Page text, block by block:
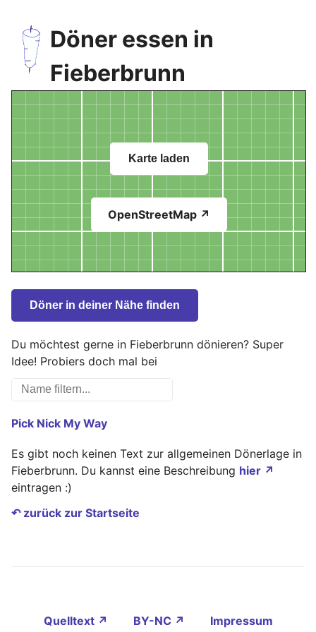
Döner essen in
Fieberbrunn
Karte laden
OpenStreetMap ↗
Döner in deiner Nähe finden
Du möchtest gerne in Fieberbrunn dönieren? Super
Idee! Probiers doch mal bei
Pick Nick My Way
Es gibt noch keinen Text zur allgemeinen Dönerlage in
Fieberbrunn. Du kannst eine Beschreibung hier ↗
eintragen :)
↶ zurück zur Startseite
Quelltext ↗ BY-NC ↗
Impressum